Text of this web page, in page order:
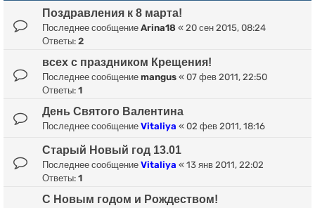
Поздравления к 8 марта!
Последнее сообщение Arina18 « 20 сен 2015, 08:24
Ответы: 2
всех с праздником Крещения!
Последнее сообщение mangus « 07 фев 2011, 22:50
Ответы: 1
День Святого Валентина
Последнее сообщение Vitaliya « 02 фев 2011, 18:16
Старый Новый год 13.01
Последнее сообщение Vitaliya « 13 янв 2011, 22:02
Ответы: 1
С Новым годом и Рождеством!